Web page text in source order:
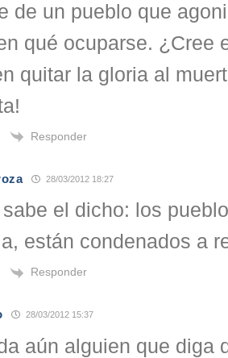
de un pueblo que
qué ocuparse. ¿Cree
quitar la gloria al
Responder
28/03/2012 18:27
sabe el dicho: los
están condenados a
Responder
28/03/2012 15:37
aún alguien que diga